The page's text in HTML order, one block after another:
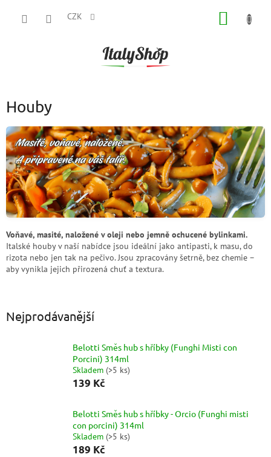
CZK
Houby
Voňavé, masité, naložené v oleji nebo jemně ochucené bylinkami.
Italské houby v naší nabídce jsou ideální jako antipasti, k masu, do
rizota nebo jen tak na pečivo. Jsou zpracovány šetrně, bez chemie –
aby vynikla jejich přirozená chuť a textura.
Nejprodávanější
Belotti Směs hub s hříbky (Funghi Misti con
Porcini) 314ml
Skladem (>5 ks)
139 Kč
Belotti Směs hub s hříbky - Orcio (Funghi misti
con porcini) 314ml
Skladem (>5 ks)
189 Kč